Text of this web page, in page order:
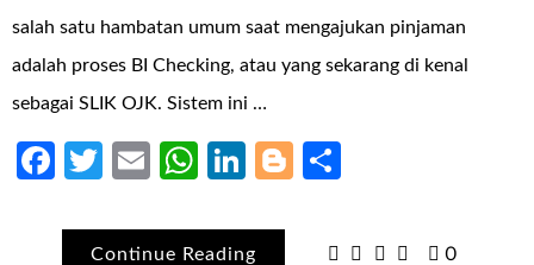
salah satu hambatan umum saat mengajukan pinjaman
adalah proses BI Checking, atau yang sekarang di kenal
sebagai SLIK OJK. Sistem ini …
Facebook
Twitter
EmailWhatsApp
LinkedIn
Blogger
Continue Reading 0